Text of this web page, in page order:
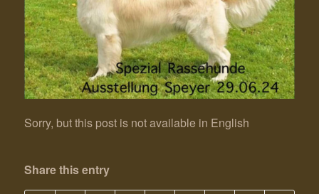
Sorry, but this post is not available in English
Share this entry